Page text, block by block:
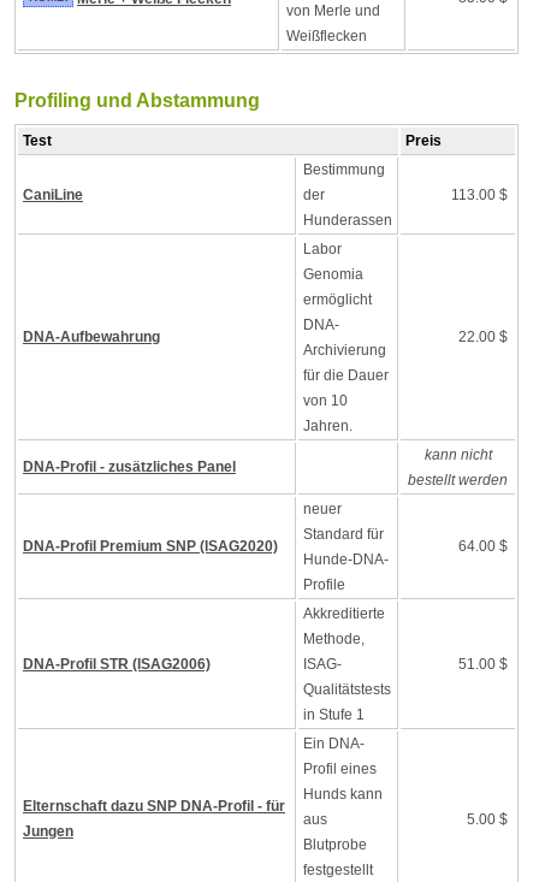
von Merle und
Weißflecken
Profiling und Abstammung
Test Preis
CaniLine
Bestimmung
der
Hunderassen
113.00 $
DNA-Aufbewahrung
Labor
Genomia
ermöglicht
DNA-
Archivierung
für die Dauer
von 10
Jahren.
22.00 $
DNA-Profil - zusätzliches Panel
kann nicht
bestellt werden
DNA-Profil Premium SNP (ISAG2020)
neuer
Standard für
Hunde-DNA-
Profile
64.00 $
DNA-Profil STR (ISAG2006)
Akkreditierte
Methode,
ISAG-
Qualitätstests
in Stufe 1
51.00 $
Elternschaft dazu SNP DNA-Profil - für
Jungen
Ein DNA-
Profil eines
Hunds kann
aus
Blutprobe
festgestellt
5.00 $